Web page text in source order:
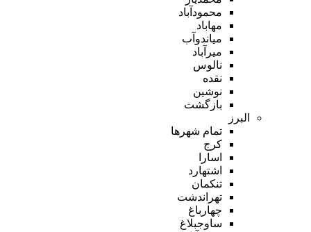
محمودآباد
مهاباد
میاندوآب
میرآباد
نالوس
نقده
نوشین
بازگشت
البرز
تمام شهر‌ها
کرج
اسارا
اشتهارد
تنکمان
تهراندشت
چهارباغ
ساوجبلاغ